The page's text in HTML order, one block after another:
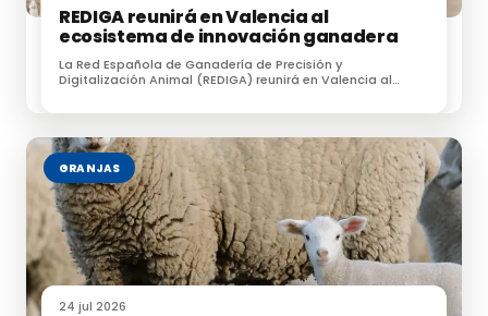
REDIGA reunirá en Valencia al
ecosistema de innovación ganadera
La Red Española de Ganadería de Precisión y
Digitalización Animal (REDIGA) reunirá en Valencia al
GRANJAS
24 jul 2026